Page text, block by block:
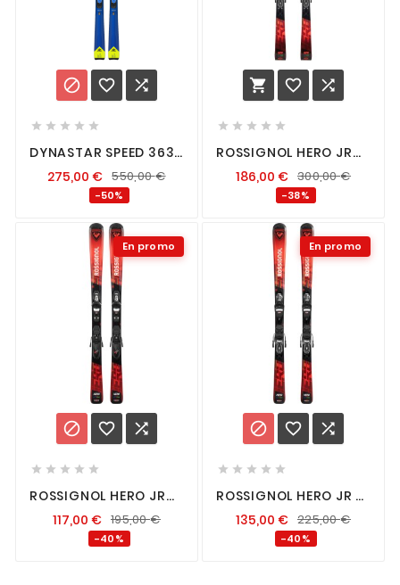
  
    
DYNASTAR SPEED 363
275,00€ 550,00€
-50%
  
    
ROSSIGNOL HERO JR
186,00 € 300,00€
-38%
En promo
  
    
ROSSIGNOL HERO JR
117,00 € 195,00€
-40%
En promo
  
    
ROSSIGNOL HERO JR +
135,00 € 225,00€
-40%